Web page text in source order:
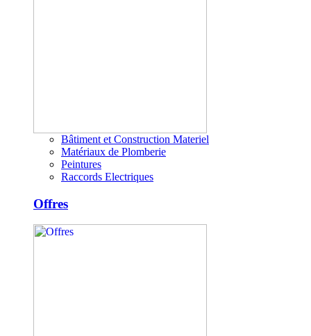
Bâtiment et Construction Materiel
Matériaux de Plomberie
Peintures
Raccords Electriques
Offres